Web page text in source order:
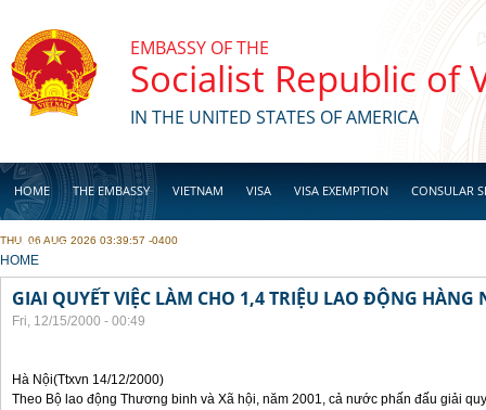
EMBASSY OF THE
Socialist Republic of
IN THE UNITED STATES OF AMERICA
HOME THE EMBASSY VIETNAM VISA VISA EXEMPTION CONSULAR
BUSINESS
THU, 06 AUG 2026 03:39:57 -0400
YOU ARE HERE
HOME
GIAI QUYẾT VIỆC LÀM CHO 1,4 TRIỆU LAO ĐỘNG HÀNG
Fri, 12/15/2000 - 00:49
Hà Nội(Ttxvn 14/12/2000)
Theo Bộ lao động Thương binh và Xã hội, năm 2001, cả nước phấn đấu giải